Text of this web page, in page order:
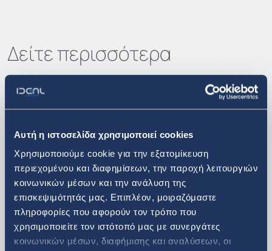
Αυτή η ιστοσελίδα χρησιμοποιεί cookies
Χρησιμοποιούμε cookie για την εξατομίκευση
περιεχομένου και διαφημίσεων, την παροχή λειτουργιών
κοινωνικών μέσων και την ανάλυση της
επισκεψιμότητάς μας. Επιπλέον, μοιραζόμαστε
πληροφορίες που αφορούν τον τρόπο που
χρησιμοποιείτε τον ιστότοπό μας με συνεργάτες
κοινωνικών μέσων, διαφήμισης και αναλύσεων, οι
Δείτε περισσότερα
10. 07. 2026
Ανακοίνωση πώλησης ιδίων
μετοχών